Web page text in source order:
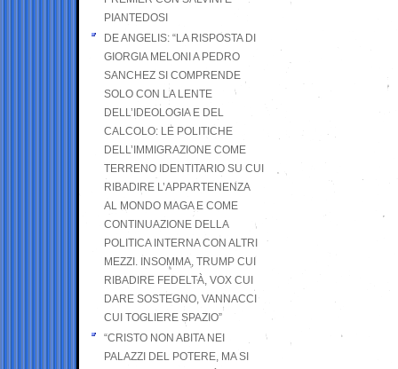
PIANTEDOSI
DE ANGELIS: “LA RISPOSTA DI
GIORGIA MELONI A PEDRO
SANCHEZ SI COMPRENDE
SOLO CON LA LENTE
DELL’IDEOLOGIA E DEL
CALCOLO: LE POLITICHE
DELL’IMMIGRAZIONE COME
TERRENO IDENTITARIO SU CUI
RIBADIRE L’APPARTENENZA
AL MONDO MAGA E COME
CONTINUAZIONE DELLA
POLITICA INTERNA CON ALTRI
MEZZI. INSOMMA, TRUMP CUI
RIBADIRE FEDELTÀ, VOX CUI
DARE SOSTEGNO, VANNACCI
CUI TOGLIERE SPAZIO”
“CRISTO NON ABITA NEI
PALAZZI DEL POTERE, MA SI